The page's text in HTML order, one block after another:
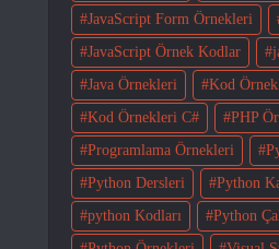
JavaScript Form Örnekleri
JavaScript Örnek Kodlar
Java Örnekleri
Kod
Kod Örnekleri C#
PHP
Programlama Örnekleri
Python Dersleri
Python
python Kodları
Python